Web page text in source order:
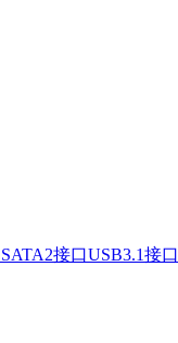
SATA2接口USB3.1接口